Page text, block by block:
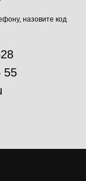
назовите код
55